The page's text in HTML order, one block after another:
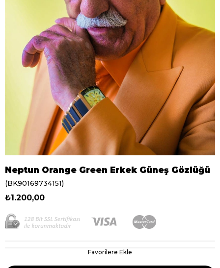
Neptun Orange Green Erkek Güneş Gözlüğü
(BK90169734151)
₺1.200,00
Favorilere Ekle